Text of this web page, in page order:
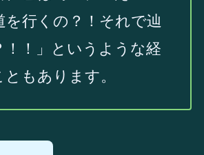
を行くの？！それで辿
！！」というような経
もあります。